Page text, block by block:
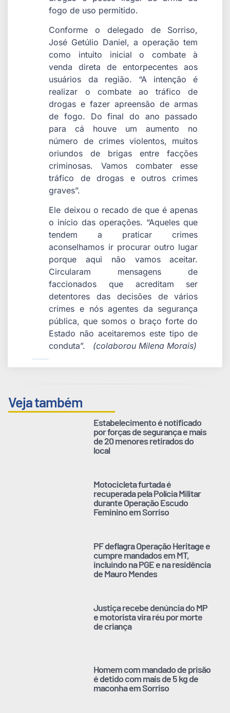
fogo de uso permitido.
Conforme o delegado de Sorriso,
José Getúlio Daniel, a operação tem
como intuito inicial o combate à
venda direta de entorpecentes aos
usuários da região. “A intenção é
realizar o combate ao tráfico de
drogas e fazer apreensão de armas
de fogo. Do final do ano passado
para cá houve um aumento no
número de crimes violentos, muitos
oriundos de brigas entre facções
criminosas. Vamos combater esse
tráfico de drogas e outros crimes
graves”.
Ele deixou o recado de que é apenas
o início das operações. “Aqueles que
tendem a praticar crimes
aconselhamos ir procurar outro lugar
porque aqui não vamos aceitar.
Circularam mensagens de
faccionados que acreditam ser
detentores das decisões de vários
crimes e nós agentes da segurança
pública, que somos o braço forte do
Estado não aceitaremos este tipo de
conduta”. (colaborou Milena Morais)
Veja também
Estabelecimento é notificado
por forças de segurança e mais
de 20 menores retirados do
local
Motocicleta furtada é
recuperada pela Polícia Militar
durante Operação Escudo
Feminino em Sorriso
PF deflagra Operação Heritage e
cumpre mandados em MT,
incluindo na PGE e na residência
de Mauro Mendes
Justiça recebe denúncia do MP
e motorista vira réu por morte
de criança
Homem com mandado de prisão
é detido com mais de 5 kg de
maconha em Sorriso